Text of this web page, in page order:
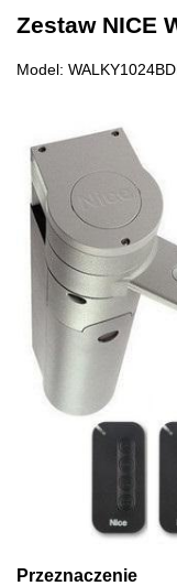
Zestaw NICE
Model:
Przeznaczenie